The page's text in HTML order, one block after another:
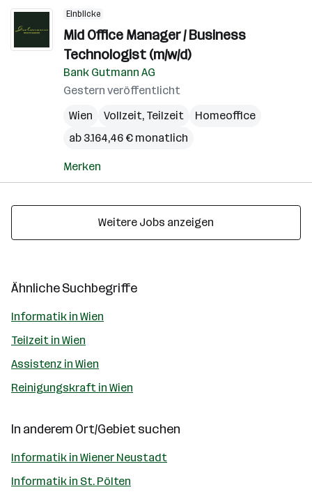
Einblicke
Mid Office Manager / Business
Technologist (m/w/d)
Bank Gutmann AG
Gestern veröffentlicht
Wien
Vollzeit, Teilzeit
Homeoffice
ab 3.164,46 € monatlich
Merken
Weitere Jobs anzeigen
Ähnliche Suchbegriffe
Informatik in Wien
Teilzeit in Wien
Assistenz in Wien
Reinigungskraft in Wien
In anderem Ort/Gebiet suchen
Informatik in Wiener Neustadt
Informatik in St. Pölten